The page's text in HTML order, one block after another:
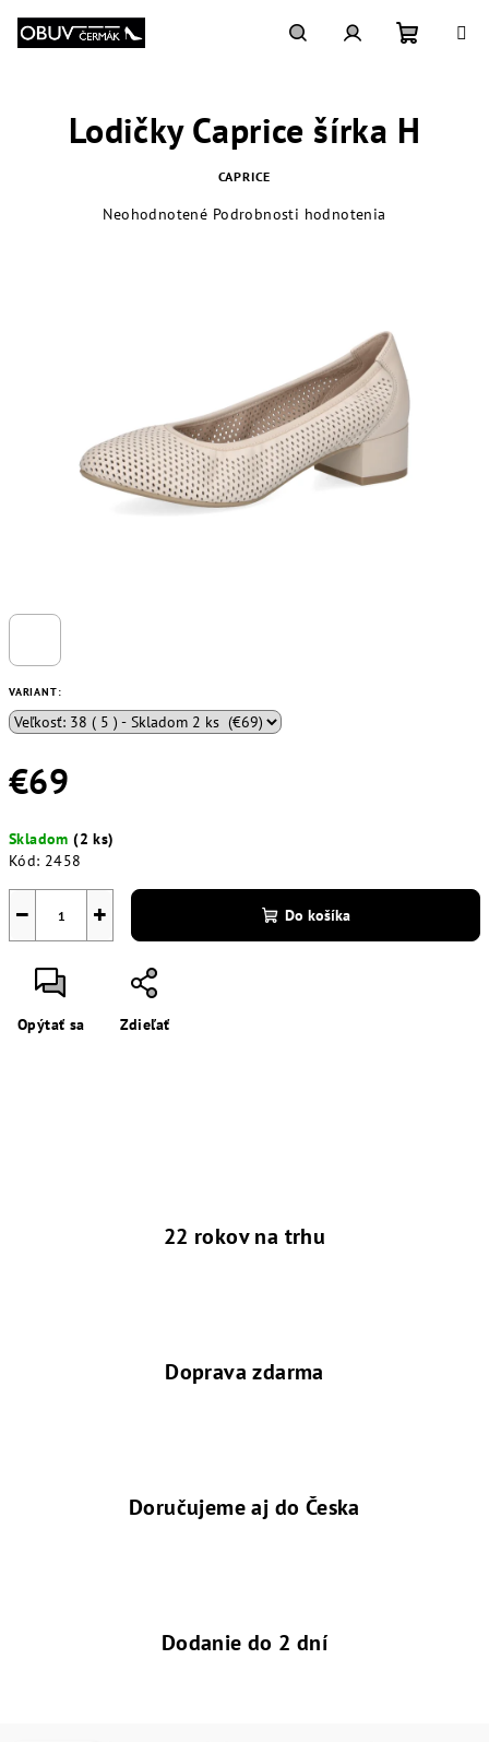
obsah
košík
VARIANT:
€69
cena:
Skladom(2 ks)
Kód: 2458
+
− Do košíka
Opýtať sa Zdieľať
Lodičky Caprice šírka H
CAPRICE
Priemerné
Neohodnotené Podrobnosti hodnotenia
22 rokov na trhu
Doprava zdarma
Doručujeme aj do Česka
Dodanie do 2 dní